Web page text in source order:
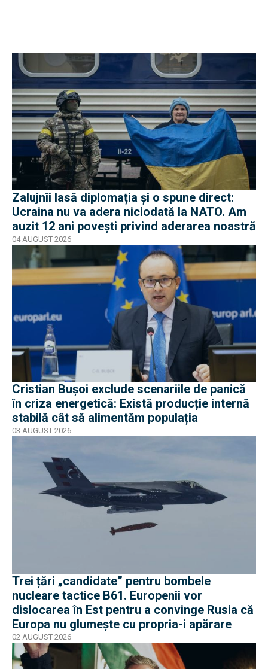
Zalujnîi lasă diplomația și o spune direct:
Ucraina nu va adera niciodată la NATO. Am
auzit 12 ani povești privind aderarea noastră
04 AUGUST 2026
Cristian Bușoi exclude scenariile de panică
în criza energetică: Există producție internă
stabilă cât să alimentăm populația
03 AUGUST 2026
Trei țări „candidate” pentru bombele
nucleare tactice B61. Europenii vor
dislocarea în Est pentru a convinge Rusia că
Europa nu glumește cu propria-i apărare
02 AUGUST 2026